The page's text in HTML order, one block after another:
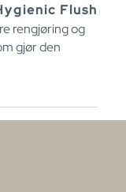
Flush
rengjøring og
gjør den